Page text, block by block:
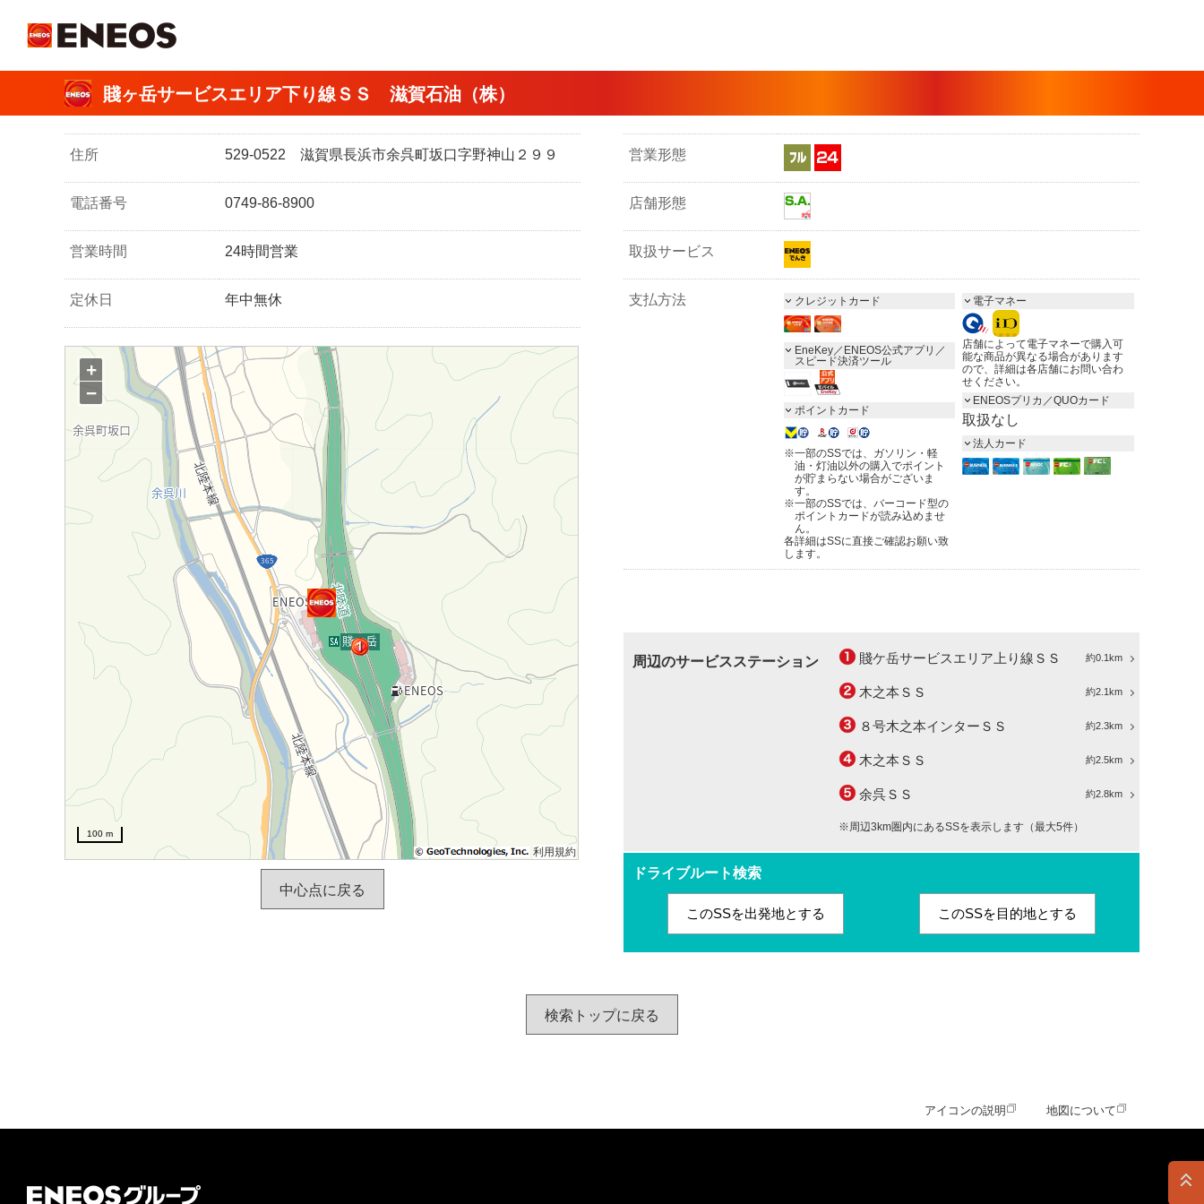
賤ヶ岳サービスエリア下り線ＳＳ 滋賀石油（株）
住所 529-0522 滋賀県長浜市余呉町坂口字野神山２９９
電話番号 0749-86-8900
営業時間 24時間営業
定休日 年中無休
利用規約
+
−
100 m
中心点に戻る
営業形態
店舗形態
取扱サービス
支払方法 クレジットカード
EneKey／ENEOS公式アプリ／
スピード決済ツール
ポイントカード
※一部のSSでは、ガソリン・軽
油・灯油以外の購入でポイント
が貯まらない場合がございま
す。
※一部のSSでは、バーコード型の
ポイントカードが読み込めませ
ん。
各詳細はSSに直接ご確認お願い致
します。
電子マネー
店舗によって電子マネーで購入可
能な商品が異なる場合があります
ので、詳細は各店舗にお問い合わ
せください。
ENEOSプリカ／QUOカード
取扱なし
法人カード
周辺のサービスステーション 約0.1km
賤ケ岳サービスエリア上り線ＳＳ
約2.1km
木之本ＳＳ
約2.3km
８号木之本インターＳＳ
約2.5km
木之本ＳＳ
約2.8km
余呉ＳＳ
※周辺3km圏内にあるSSを表示します（最大5件）
ドライブルート検索
このSSを出発地とする このSSを目的地とする
検索トップに戻る
アイコンの説明 地図について